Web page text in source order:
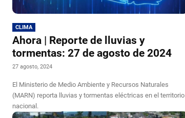
CLIMA
Ahora | Reporte de lluvias y
tormentas: 27 de agosto de 2024
27 agosto, 2024
El Ministerio de Medio Ambiente y Recursos Naturales
(MARN) reporta lluvias y tormentas eléctricas en el territorio
nacional.